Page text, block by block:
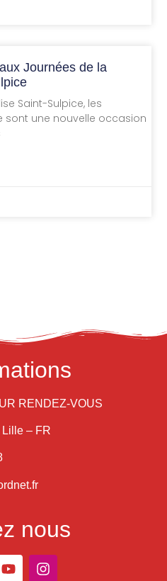
Journées de la
Saint-Sulpice, les
sont une nouvelle occasion
RENDEZ-VOUS
– FR
nous